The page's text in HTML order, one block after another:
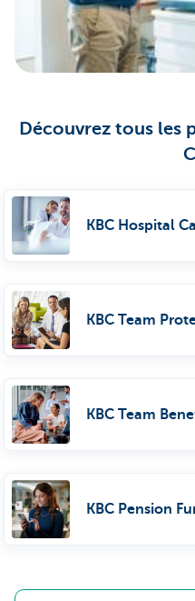
Découvrez tous les
KBC Hospital
KBC Team
KBC Team
KBC Pension